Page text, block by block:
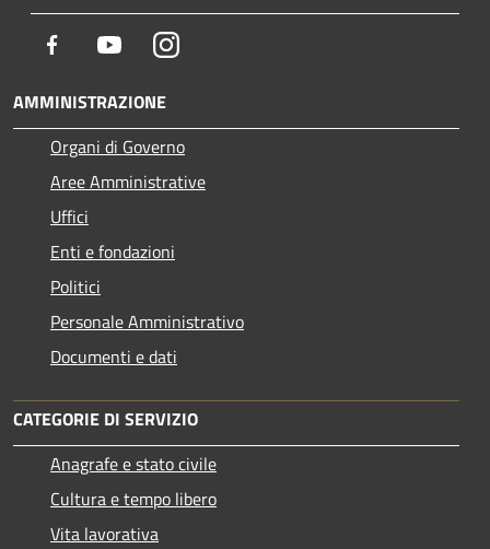
Facebook YoutubeInstagram
AMMINISTRAZIONE
Organi di Governo
Aree Amministrative
Uffici
Enti e fondazioni
Politici
Personale Amministrativo
Documenti e dati
CATEGORIE DI SERVIZIO
Anagrafe e stato civile
Cultura e tempo libero
Vita lavorativa